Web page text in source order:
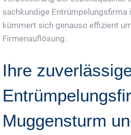
sachkundige Entrümpelungsfirma
kümmert sich genauso effizient
Firmenauflösung.
Ihre
Muggensturm